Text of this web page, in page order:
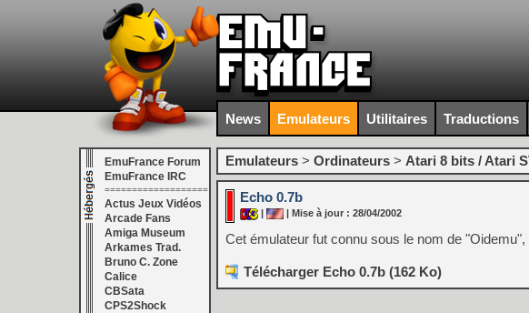
News Emulateurs Utilitaires Traductions
EmuFrance Forum
EmuFrance IRC
===================
Actus Jeux Vidéos
Arcade Fans
Amiga Museum
Arkames Trad.
Bruno C. Zone
Calice
CBSata
CPS2Shock
Emulateurs > Ordinateurs > Atari 8 bits / Atari
Echo 0.7b
| | Mise à jour : 28/04/2002
Cet émulateur fut connu sous le nom de
Télécharger Echo 0.7b (162 Ko)